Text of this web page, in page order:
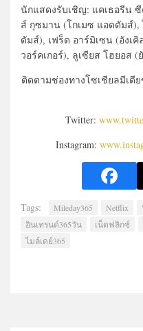
นักแสดงรับเชิญ: แคเธอรีน
ส์ กุซมาน (โกเมซ แอดดัมส์
ดัมส์), เฟร็ด อาร์มิเซน (อังเ
วอร์คเกอร์), ลูเซียส โฮยอส (
ติดตามช่องทางโซเชียลมีเดีย
Twitter:
Instagram:
Tags: Mileday365 Netflix
อินเทรนด์365วัน
เน็ตฟลิกซ์
ไมล์เดย์365